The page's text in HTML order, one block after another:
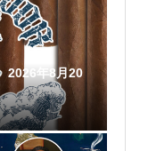
2026年8月20